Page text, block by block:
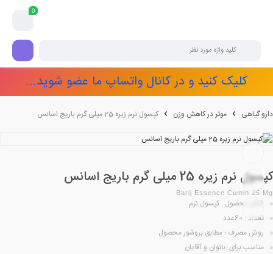
0
کلیک کنید و در کانال واتساپ ما عضو شوید...
دارو گیاهی موثر در کاهش وزن کپسول نرم زیره 25 میلی گرم باریج اسانس
کپسول نرم زیره 25 میلی گرم باریج اسانس
Barij Essence Cumin 25 Mg
شکل محصول : کپسول نرم
تعداد : 60عدد
روش مصرف : مطابق بروشور محصول
مناسب برای :بانوان و آقایان